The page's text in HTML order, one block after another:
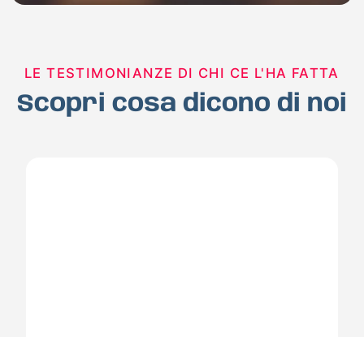
LE TESTIMONIANZE DI CHI CE L'HA FATTA
Scopri cosa dicono di noi